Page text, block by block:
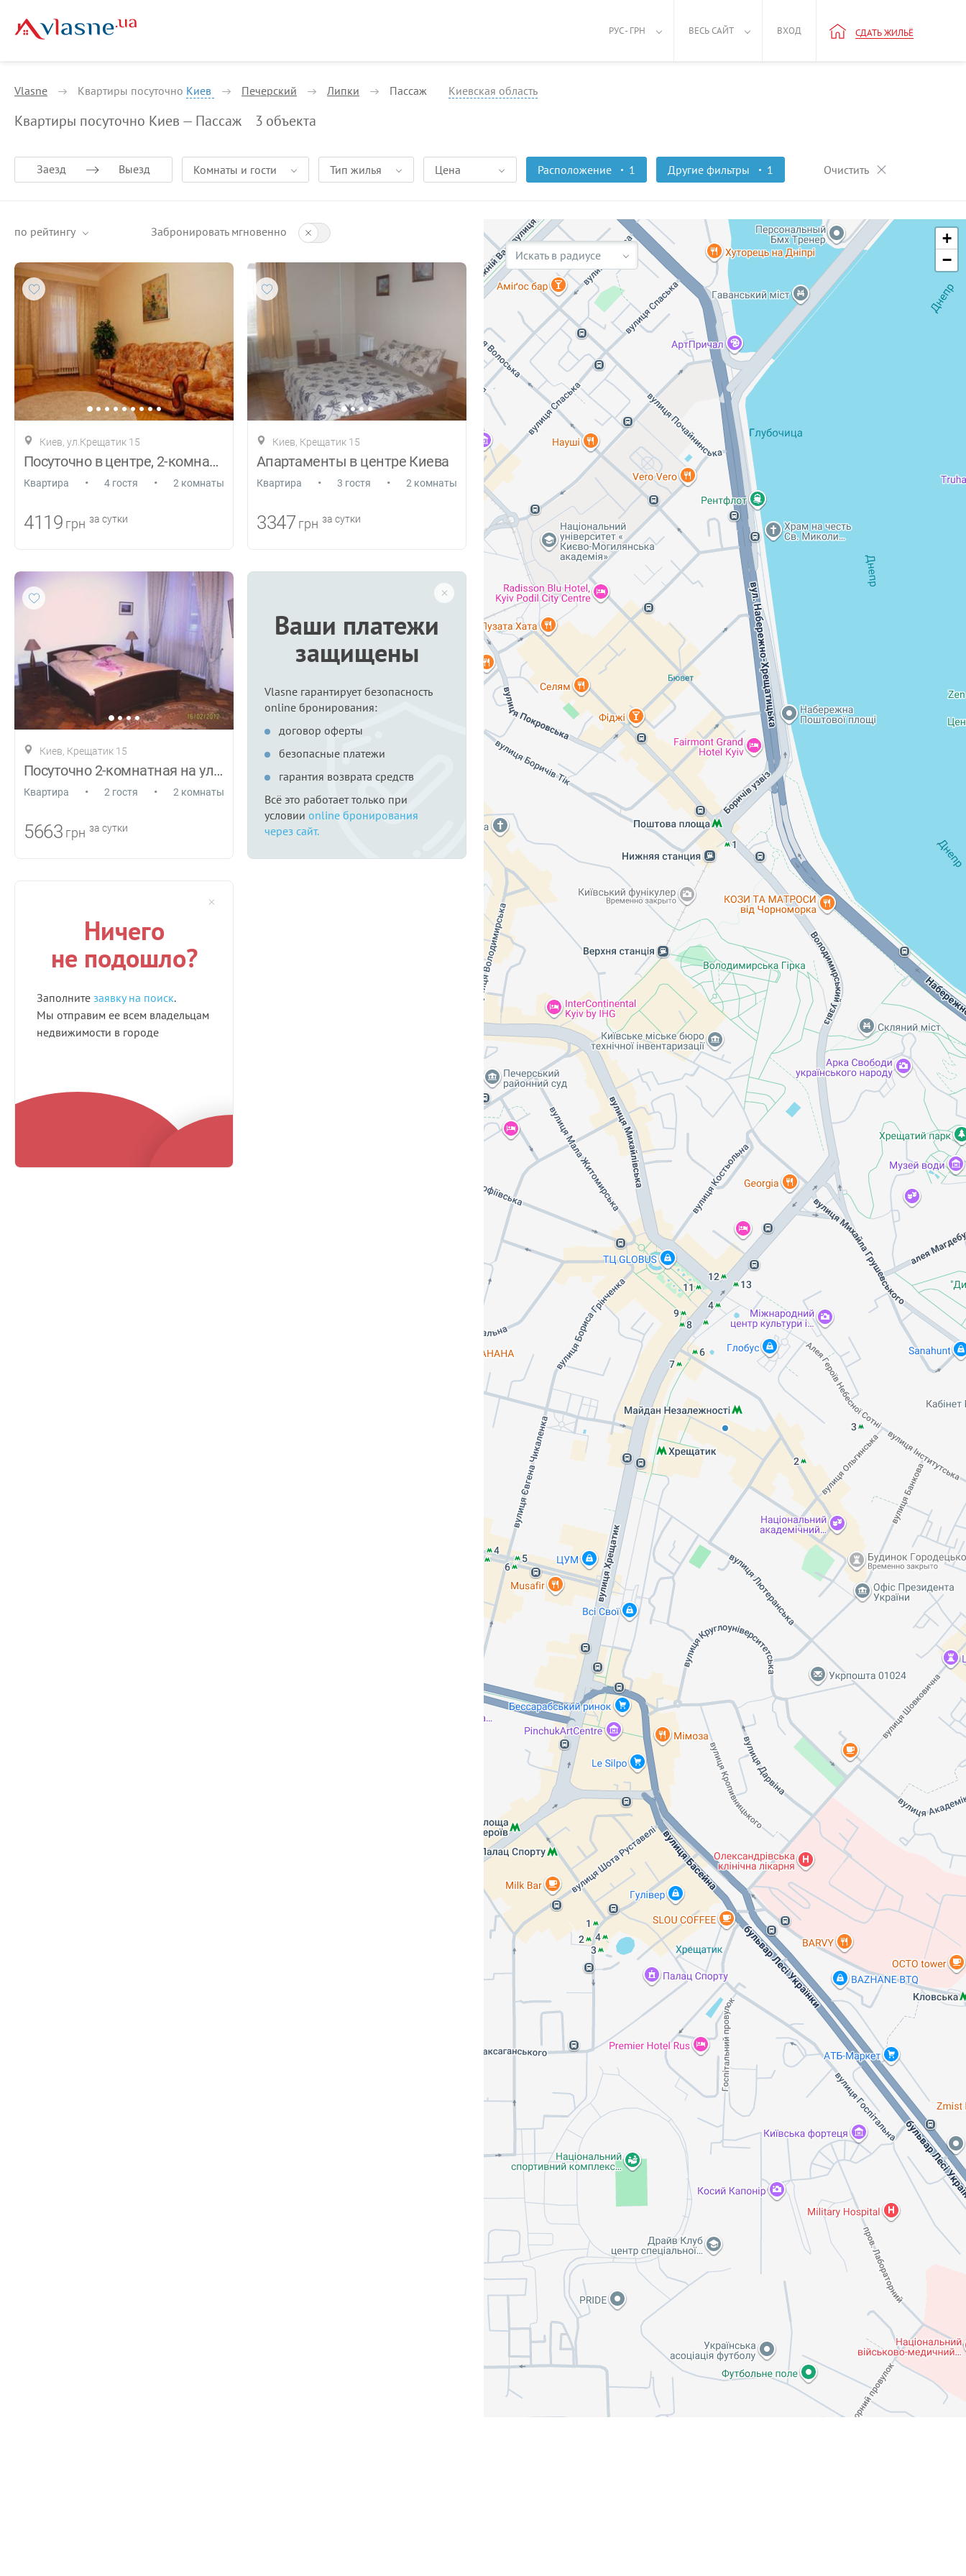
РУС - ГРН ВЕСЬ САЙТ ВХОД СДАТЬ ЖИЛЬЁ
Vlasne Квартиры посуточно Киев Печерский Липки Пассаж Киевская область
Квартиры посуточно Киев — Пассаж 3 объекта
Заезд Выезд Комнаты и гости Тип жилья Цена Расположение 1 Другие фильтры 1 Очистить
по рейтингу Забронировать мгновенно
Киев, ул.Крещатик 15
Посуточно в центре, 2-комнатная .
Квартира • 4 гостя • 2 комнаты
4119 грн за сутки
Киев, Крещатик 15
Апартаменты в центре Киева
Квартира • 3 гостя • 2 комнаты
3347 грн за сутки
Киев, Крещатик 15
Посуточно 2-комнатная на ул. Крещатик 15
Квартира • 2 гостя • 2 комнаты
5663 грн за сутки
Ваши платежи
защищены
Vlasne гарантирует безопасность
online бронирования:
договор оферты
безопасные платежи
гарантия возврата средств
Всё это работает только при
условии online бронирования
через сайт.
Ничего
не подошло?
Заполните заявку на поиск.
Мы отправим ее всем владельцам
недвижимости в городе
Искать в радиусе
+
−